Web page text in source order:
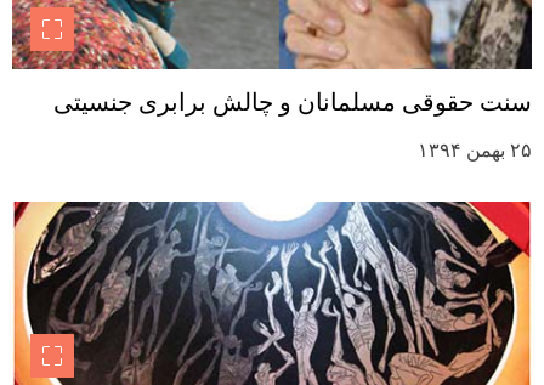
سنت حقوقی مسلمانان و چالش برابری جنسیتی
۲۵ بهمن ۱۳۹۴